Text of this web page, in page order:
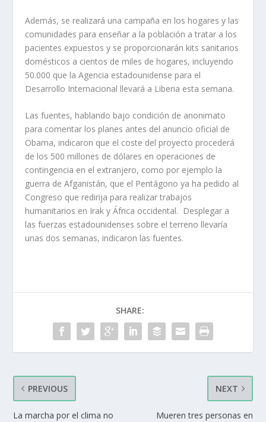
Además, se realizará una campaña en los hogares y las
comunidades para enseñar a la población a tratar a los
pacientes expuestos y se proporcionarán kits sanitarios
domésticos a cientos de miles de hogares, incluyendo
50.000 que la Agencia estadounidense para el
Desarrollo Internacional llevará a Liberia esta semana.
Las fuentes, hablando bajo condición de anonimato
para comentar los planes antes del anuncio oficial de
Obama, indicaron que el coste del proyecto procederá
de los 500 millones de dólares en operaciones de
contingencia en el extranjero, como por ejemplo la
guerra de Afganistán, que el Pentágono ya ha pedido al
Congreso que redirija para realizar trabajos
humanitarios en Irak y África occidental. Desplegar a
las fuerzas estadounidenses sobre el terreno llevaría
unas dos semanas, indicaron las fuentes.
SHARE:
PREVIOUS
La marcha por el clima no
NEXT
Mueren tres personas en